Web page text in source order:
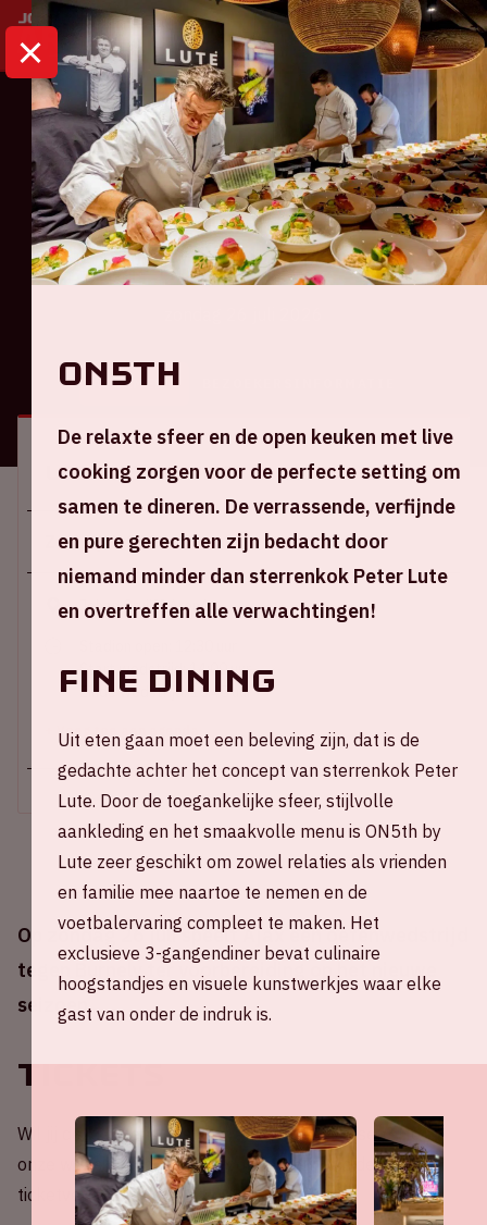
HOME KALENDER AJAX – BURNLEY
Ajax
Ajax – Burnley
ALGEMEEN
Op zondag 26 juli speelt Ajax een oefenwedstrijd
tegen Burnely ter voorbereiding op het nieuwe
seizoen.
Tickets
Wil jij deze oefenwedstrijd van Ajax niet missen? Houd
onze website in de gaten voor de start van de
ticketverkoop.
Locatie en tijd
Zo 26 juli 2026
Johan Cruijff ArenA
Start wedstrijd: 14:00 uur
Einde wedstrijd: 15:45 uur
+ Voeg toe aan agenda
ON5TH
De relaxte sfeer en de open keuken met live
cooking zorgen voor de perfecte setting om
samen te dineren. De verrassende, verfijnde
en pure gerechten zijn bedacht door
niemand minder dan sterrenkok Peter Lute
en overtreffen alle verwachtingen!
Fine dining
Uit eten gaan moet een beleving zijn, dat is de
gedachte achter het concept van sterrenkok Peter
Lute. Door de toegankelijke sfeer, stijlvolle
aankleding en het smaakvolle menu is ON5th by
Lute zeer geschikt om zowel relaties als vrienden
en familie mee naartoe te nemen en de
voetbalervaring compleet te maken. Het
exclusieve 3-gangendiner bevat culinaire
hoogstandjes en visuele kunstwerkjes waar elke
gast van onder de indruk is.